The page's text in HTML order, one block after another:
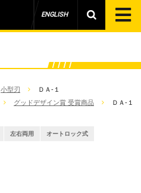
ENGLISH
小型刃
ＤＡ‐１
グッドデザイン賞 受賞商品 ＤＡ‐１
左右両用 オートロック式